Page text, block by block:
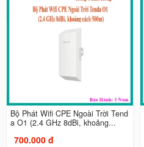
Bộ Phát Wifi CPE Ngoài Trời Tend
a O1 (2.4 GHz 8dBi, khoảng...
700.000 đ